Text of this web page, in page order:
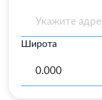
Широта